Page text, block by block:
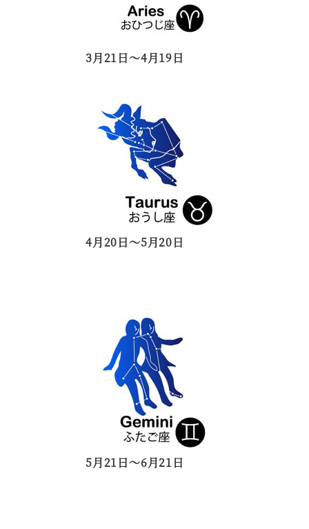
3月21日～4月19日
4月20日～5月20日
5月21日～6月21日